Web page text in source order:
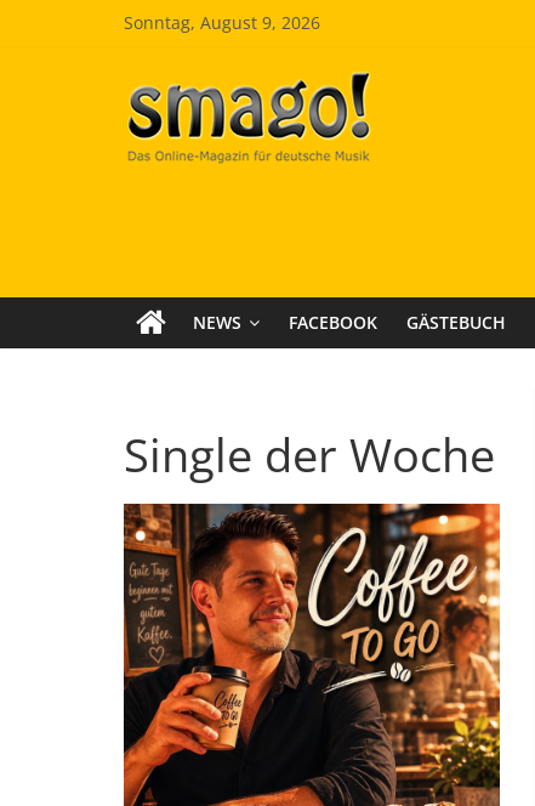
Sonntag, August 9, 2026
Smago
SchlagerMAGazinOnline
NEWS FACEBOOK GÄSTEBUCH
Single der Woche